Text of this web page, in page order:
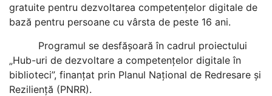
gratuite pentru dezvoltarea competențelor digitale de
bază pentru persoane cu vârsta de peste 16 ani.
Programul se desfășoară în cadrul proiectului
„Hub-uri de dezvoltare a competențelor digitale în
biblioteci”, finanțat prin Planul Național de Redresare și
Reziliență (PNRR).